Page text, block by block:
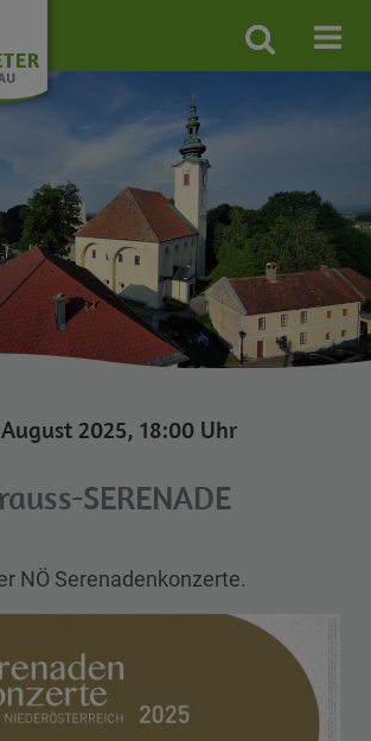
Site
search
2025, 18:00 Uhr
SERENADE
NÖ Serenadenkonzerte.